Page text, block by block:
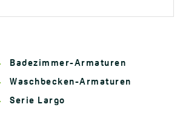
Badezimmer-Armaturen
Waschbecken-Armaturen
Serie Largo